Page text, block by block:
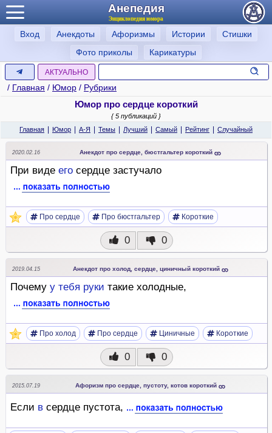
Анепедия
Энциклопедия юмора
Вход Анекдоты Афоризмы Истории
Стишки
Фото приколы
Карикатуры
АКТУАЛЬНО
/ Главная / Юмор / Рубрики
Юмор про сердце короткий
{ 5 публикаций }
Главная
Юмор А-Я Темы Лучший Самый Рейтинг Случайный
2020.02.16 Анекдот про сердце, бюстгальтер короткий
При виде его сердце застучало
Про сердце Про бюстгальтер Короткие
0 0
2019.04.15 Анекдот про холод, сердце, циничный короткий
Почему у тебя руки такие холодные,
Про холод Про сердце Циничные Короткие
0 0
2015.07.19 Афоризм про сердце, пустоту, котов короткий
Если в сердце пустота,